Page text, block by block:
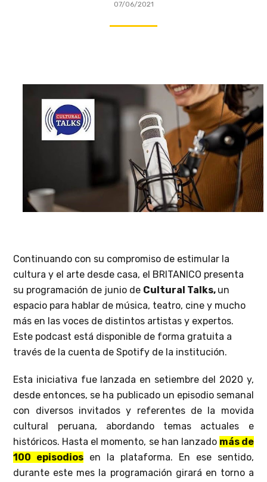
07/06/2021
Continuando con su compromiso de estimular la
cultura y el arte desde casa, el BRITANICO presenta
su programación de junio de Cultural Talks, un
espacio para hablar de música, teatro, ciney mucho
más en las voces de distintos artistas y expertos.
Este podcast está disponible de forma gratuita a
través de la cuenta de Spotify de la institución.
Esta iniciativa fue lanzada en setiembre del 2020 y,
desde entonces, se ha publicado un episodio semanal
con diversos invitados y referentes de la movida
cultural peruana, abordando temas actuales e
históricos. Hasta el momento, se han lanzado más de
100 episodios en la plataforma. En ese sentido,
durante este mes la programación girará en torno a